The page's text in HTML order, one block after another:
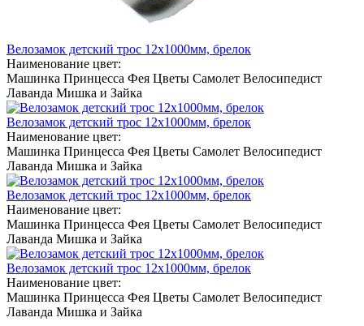
Велозамок детский трос 12х1000мм, брелок
Наименование цвет:
Машинка Принцесса Фея Цветы Самолет Велосипедист
Лаванда Мишка и Зайка
Велозамок детский трос 12х1000мм, брелок
Наименование цвет:
Машинка Принцесса Фея Цветы Самолет Велосипедист
Лаванда Мишка и Зайка
Велозамок детский трос 12х1000мм, брелок
Наименование цвет:
Машинка Принцесса Фея Цветы Самолет Велосипедист
Лаванда Мишка и Зайка
Велозамок детский трос 12х1000мм, брелок
Наименование цвет:
Машинка Принцесса Фея Цветы Самолет Велосипедист
Лаванда Мишка и Зайка